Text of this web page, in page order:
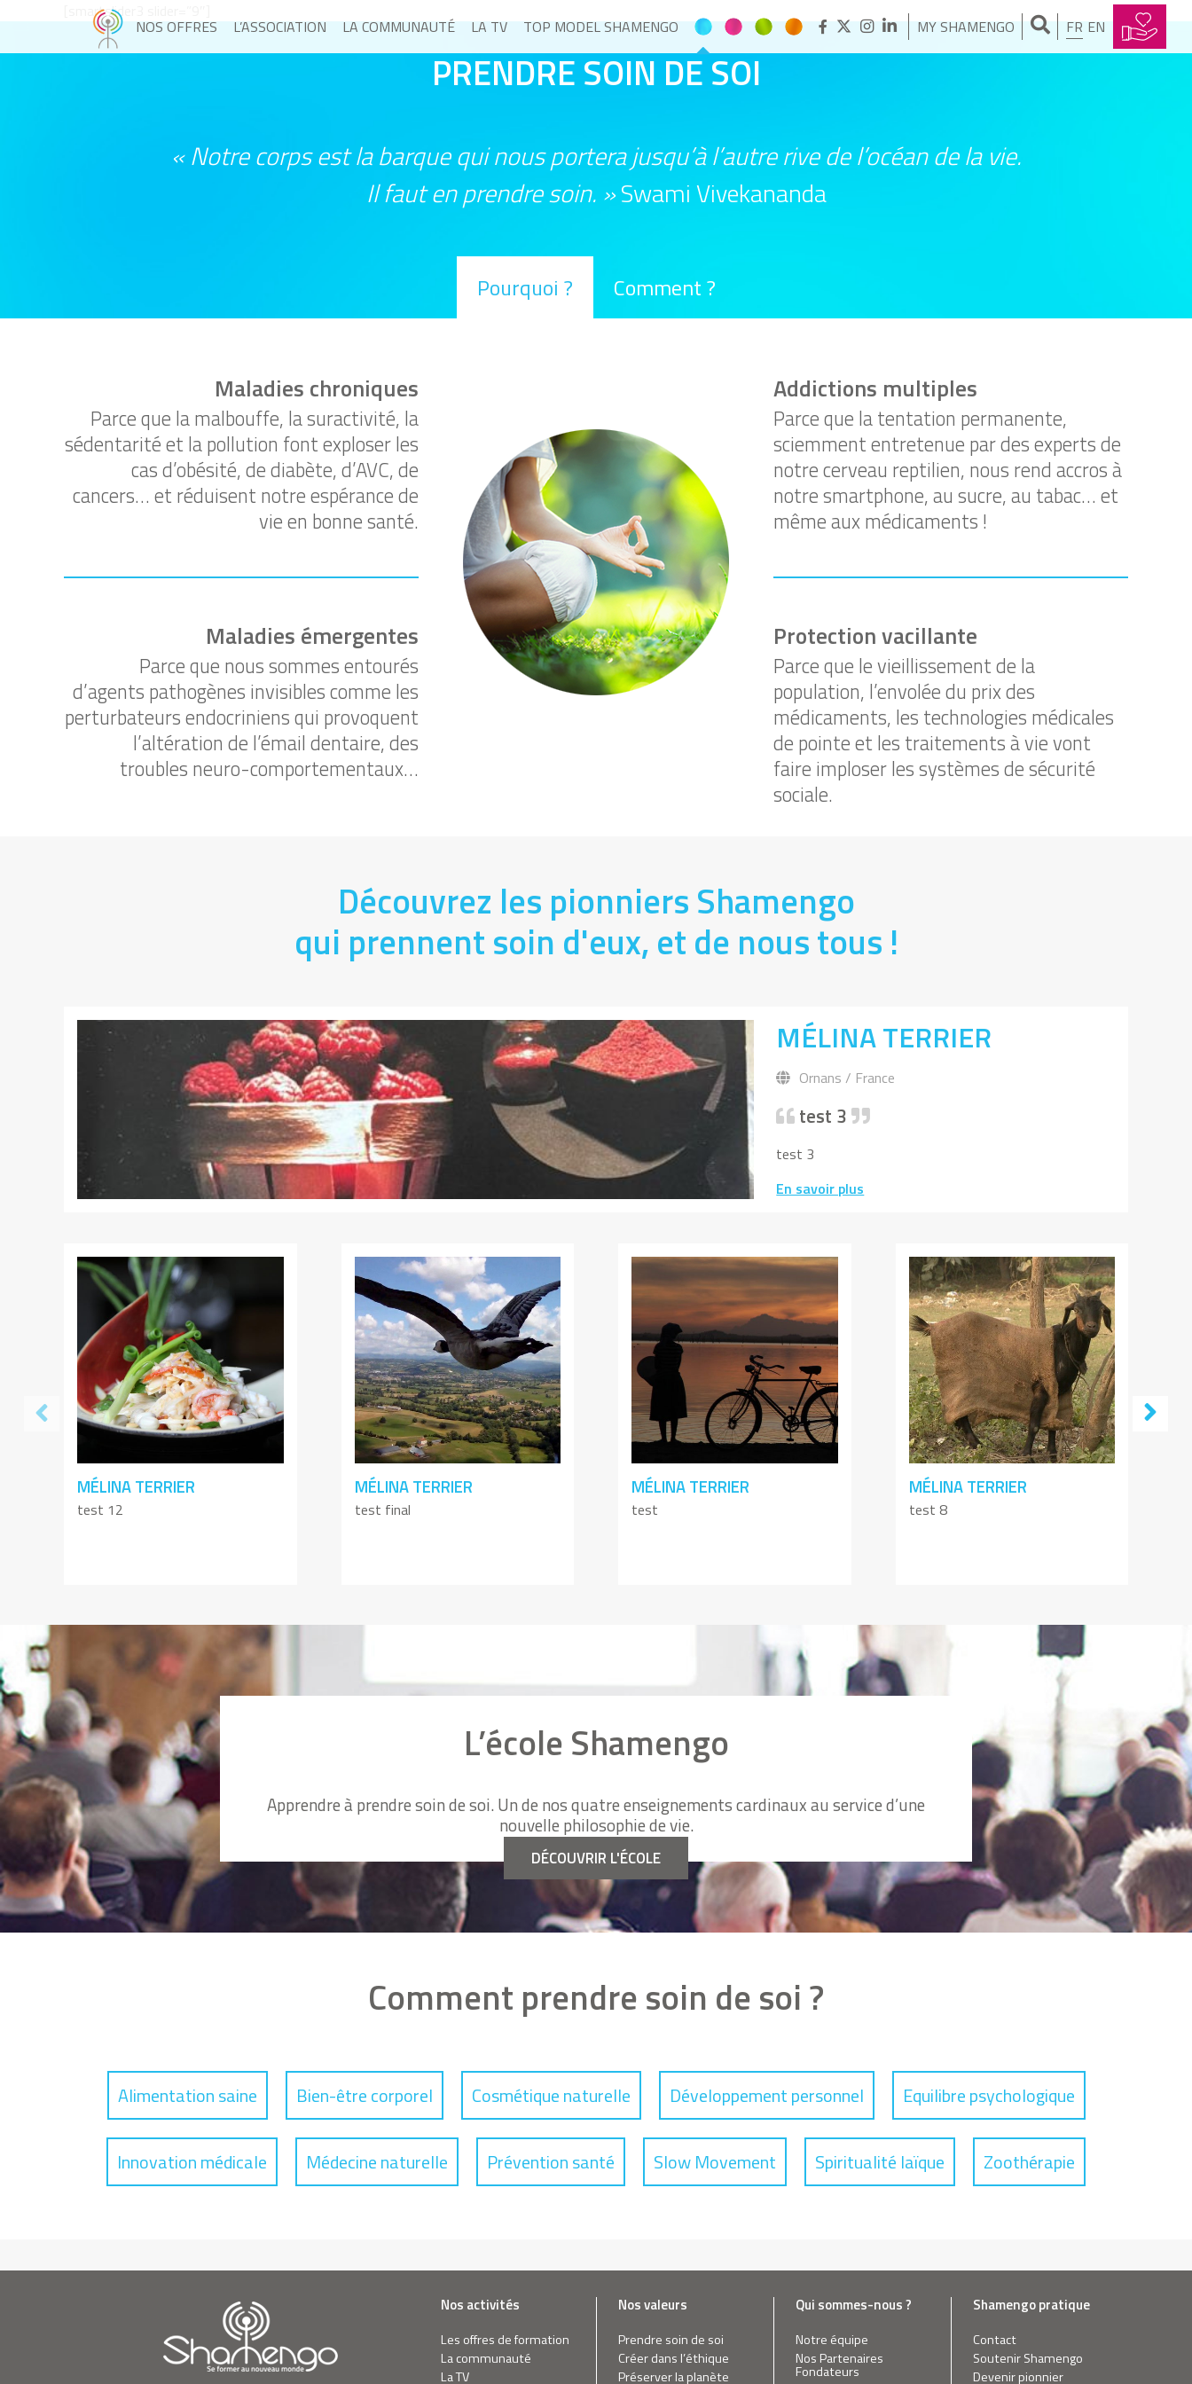
NOS OFFRES L’ASSOCIATION LA COMMUNAUTÉ LA TV TOP MODEL SHAMENGO MY SHAMENGO FR EN
[smartslider3 slider=”9″]
PRENDRE SOIN DE SOI
« Notre corps est la barque qui nous portera jusqu’à l’autre rive de l’océan de la vie.
Il faut en prendre soin. »Swami Vivekananda
Pourquoi ? Comment ?
Maladies chroniques
Parce que la malbouffe, la suractivité, la
sédentarité et la pollution font exploser les
cas d’obésité, de diabète, d’AVC, de
cancers… et réduisent notre espérance de
vie en bonne santé.
Maladies émergentes
Parce que nous sommes entourés
d’agents pathogènes invisibles comme les
perturbateurs endocriniens qui provoquent
l’altération de l’émail dentaire, des
troubles neuro-comportementaux…
Addictions multiples
Parce que la tentation permanente,
sciemment entretenue par des experts de
notre cerveau reptilien, nous rend accros à
notre smartphone, au sucre, au tabac… et
même aux médicaments !
Protection vacillante
Parce que le vieillissement de la
population, l’envolée du prix des
médicaments, les technologies médicales
de pointe et les traitements à vie vont
faire imploser les systèmes de sécurité
sociale.
Découvrez les pionniers Shamengo
qui prennent soin d'eux, et de nous tous !
MÉLINA TERRIER
Ornans / France
test 3
test 3
En savoir plus
MÉLINA TERRIER
test 12
MÉLINA TERRIER
test final
MÉLINA TERRIER
test
MÉLINA TERRIER
test 8
L’école Shamengo
Apprendre à prendre soin de soi. Un de nos quatre enseignements cardinaux au service d’une
nouvelle philosophie de vie.
DÉCOUVRIR L'ÉCOLE
Comment prendre soin de soi ?
Alimentation saine Bien-être corporel Cosmétique naturelle Développement personnel Equilibre psychologique
Innovation médicale Médecine naturelle Prévention santé Slow Movement Spiritualité laïque Zoothérapie
Nos activités
Les offres de formation
La communauté
La TV
Nos valeurs
Prendre soin de soi
Créer dans l’éthique
Préserver la planète
Qui sommes-nous ?
Notre équipe
Nos Partenaires
Fondateurs
Shamengo pratique
Contact
Soutenir Shamengo
Devenir pionnier